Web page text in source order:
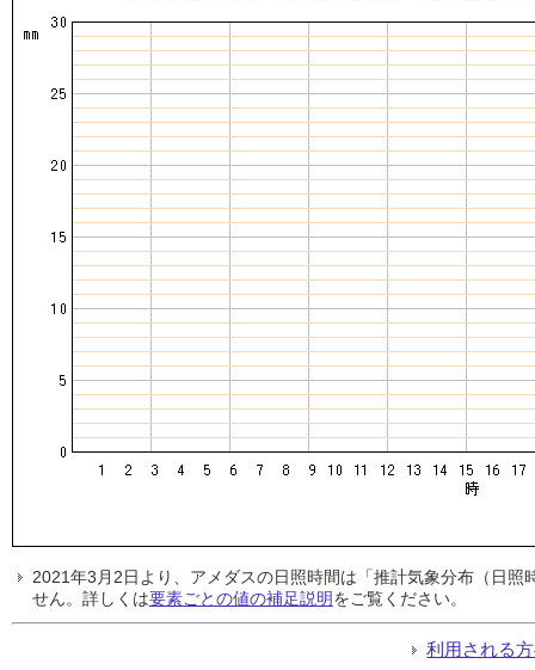
2021年3月2日より、アメダスの日照時間は「推計気象分布（日
せん。詳しくは要素ごとの値の補足説明をご覧ください。
利用される